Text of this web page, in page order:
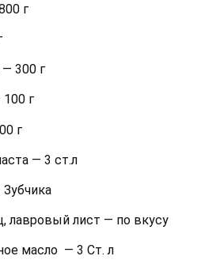
г
300 г
г
г
— 3 ст.л
лавровый лист — по вкусу
масло — 3 Ст. л